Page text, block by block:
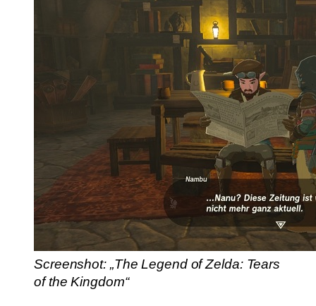
Screenshot: „The Legend of Zelda: Tears
of the Kingdom“